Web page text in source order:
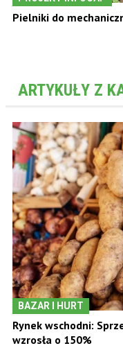
Pielniki do
ARTYKUŁY Z
BAZAR I HURT
Rynek wschodni:
wzrosła o 150%